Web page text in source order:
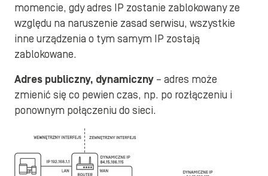
momencie, gdy adres IP zostanie zablokowany ze
względu na naruszenie zasad serwisu, wszystkie
inne urządzenia o tym samym IP zostają
zablokowane.
Adres publiczny, dynamiczny – adres może
zmienić się co pewien czas, np. po rozłączeniu i
ponownym połączeniu do sieci.